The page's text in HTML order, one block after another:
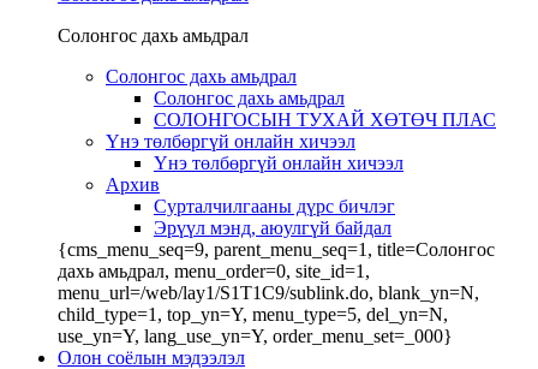
Солонгос дахь амьдрал
Солонгос дахь амьдрал
Солонгос дахь амьдрал
СОЛОНГОСЫН ТУХАЙ ХӨТӨЧ ПЛАС
Үнэ төлбөргүй онлайн хичээл
Үнэ төлбөргүй онлайн хичээл
Архив
Сурталчилгааны дүрс бичлэг
Эрүүл мэнд, аюулгүй байдал
{cms_menu_seq=9, parent_menu_seq=1, title=Солонгос
дахь амьдрал, menu_order=0, site_id=1,
menu_url=/web/lay1/S1T1C9/sublink.do, blank_yn=N,
child_type=1, top_yn=Y, menu_type=5, del_yn=N,
use_yn=Y, lang_use_yn=Y, order_menu_set=_000}
Олон соёлын мэдээлэл